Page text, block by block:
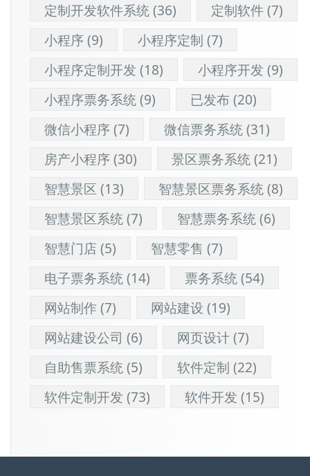
定制开发软件系统(36) 定制软件(7)
小程序(9) 小程序定制 (7)
小程序定制开发 (18) 小程序开发 (9)
小程序票务系统(9) 已发布(20)
微信小程序(7) 微信票务系统(31)
房产小程序(30) 景区票务系统(21)
智慧景区 (13) 智慧景区票务系统(8)
智慧景区系统(7) 智慧票务系统(6)
智慧门店(5) 智慧零售 (7)
电子票务系统(14) 票务系统(54)
网站制作(7) 网站建设 (19)
网站建设公司 (6) 网页设计(7)
自助售票系统(5) 软件定制 (22)
软件定制开发 (73) 软件开发 (15)